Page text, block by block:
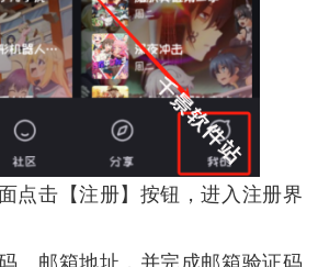
点击【注册】按钮，进入注册界
、邮箱地址，并完成邮箱验证码